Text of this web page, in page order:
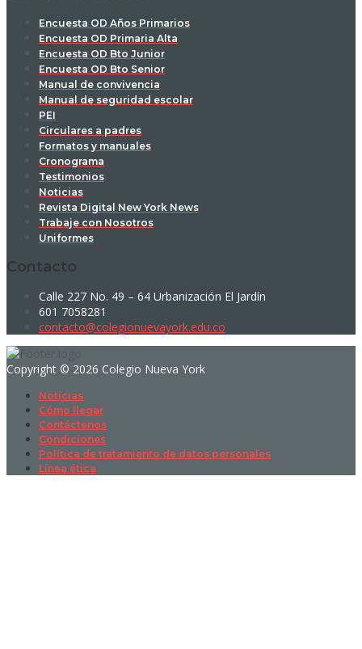
Encuesta OD Años Primarios
Encuesta OD Primaria Alta
Encuesta OD Bto Junior
Encuesta OD Bto Senior
Manual de convivencia
Manual de seguridad escolar
PEI
Circulares a padres
Formatos y manuales
Cronograma
Testimonios
Noticias
Revista Digital New York News
Trabaje con Nosotros
Uniformes
Contacto
Calle 227 No. 49 – 64 Urbanización El Jardín
601 7058281
contacto@colegionuevayork.edu.co
Copyright © 2026 Colegio Nueva York
Noticias
Cómo llegar
Contáctenos
Condiciones
Política de tratamiento de datos personales
Línea ética